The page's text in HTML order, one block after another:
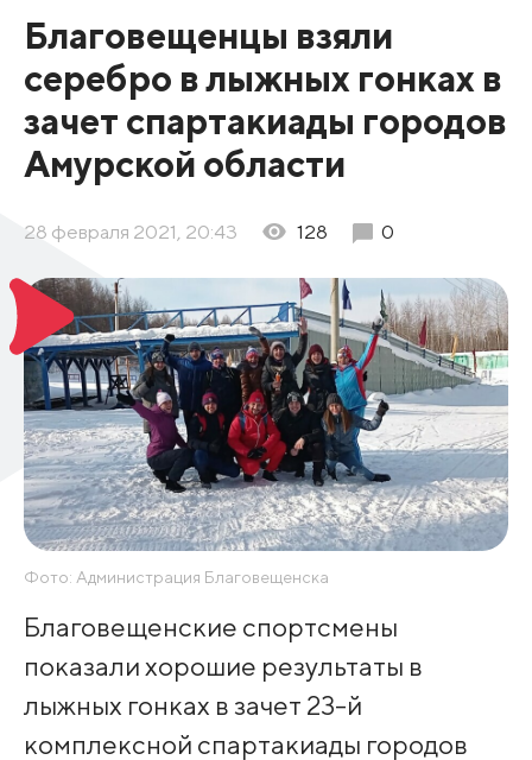
Благовещенцы взяли
серебро в лыжных гонках в
зачет спартакиады городов
Амурской области
28 февраля 2021, 20:43 128 0
Фото: Администрация Благовещенска
Благовещенские спортсмены
показали хорошие результаты в
лыжных гонках в зачет 23-й
комплексной спартакиады городов